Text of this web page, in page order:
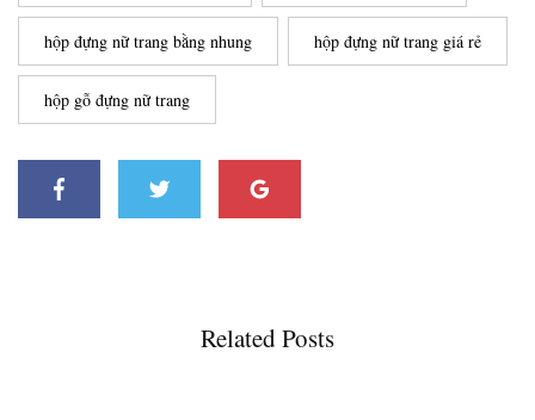
hộp đựng nữ trang bằng nhung hộp đựng nữ trang giá rẻ
hộp gỗ đựng nữ trang
Related Posts